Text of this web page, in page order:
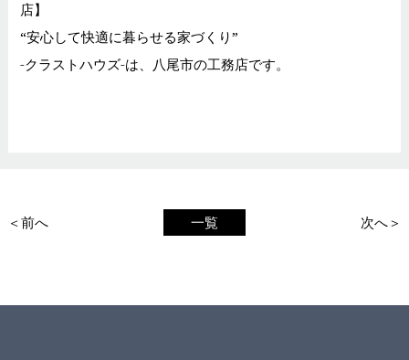
店】
“安心して快適に暮らせる家づくり”
-クラストハウズ-は、八尾市の工務店です。
一覧
＜前へ 次へ＞